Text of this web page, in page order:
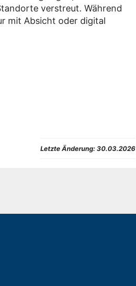
verstreut. Während
mit Absicht oder digital
Letzte Änderung: 30.03.2026